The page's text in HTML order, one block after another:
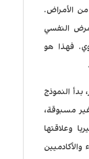
من الأمراض.
النفسي
فهذا هو
بدأ النموذج
مسبوقة،
وعلاقتها
والأكادميين